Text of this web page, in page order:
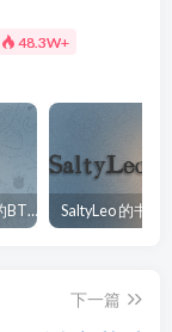
48.3W+
AnyBT – 去中心化的BT资源下载网站
下一篇